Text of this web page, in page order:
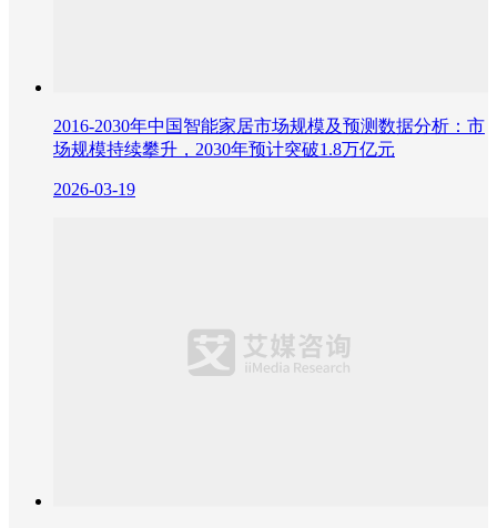
2016-2030年中国智能家居市场规模及预测数据分析：市
场规模持续攀升，2030年预计突破1.8万亿元
2026-03-19